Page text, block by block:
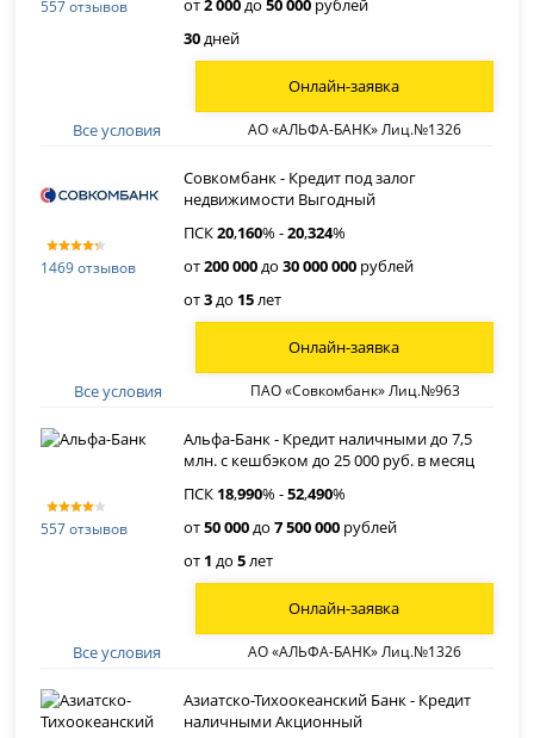
557 отзывов от2 000до50 000 рублей
30дней
Все условия АО «АЛЬФА-БАНК» Лиц.№1326
Онлайн-заявка
1469 отзывов
Совкомбанк - Кредит под залог
недвижимости Выгодный
ПСК20,160% -20,324%
от200 000до30 000 000 рублей
от3до 15лет
Все условия ПАО «Совкомбанк» Лиц.№963
Онлайн-заявка
557 отзывов
Альфа-Банк - Кредит наличными до 7,5
млн. с кешбэком до 25 000 руб. в месяц
ПСК 18,990% -52,490%
от50 000до7 500 000 рублей
от 1 до5лет
Все условия АО «АЛЬФА-БАНК» Лиц.№1326
Онлайн-заявка
Азиатско-Тихоокеанский Банк - Кредит
наличными Акционный